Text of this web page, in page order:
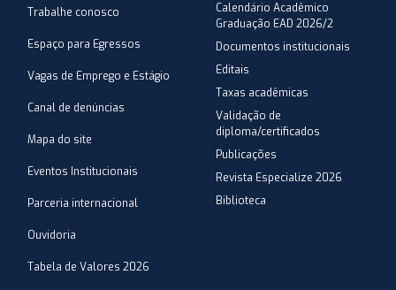
Trabalhe conosco
Espaço para Egressos
Vagas de Emprego e Estágio
Canal de denúncias
Mapa do site
Eventos Institucionais
Parceria internacional
Ouvidoria
Tabela de Valores 2026
Calendário Acadêmico
Graduação EAD 2026/2
Documentos institucionais
Editais
Taxas acadêmicas
Validação de
diploma/certificados
Publicações
Revista Especialize 2026
Biblioteca